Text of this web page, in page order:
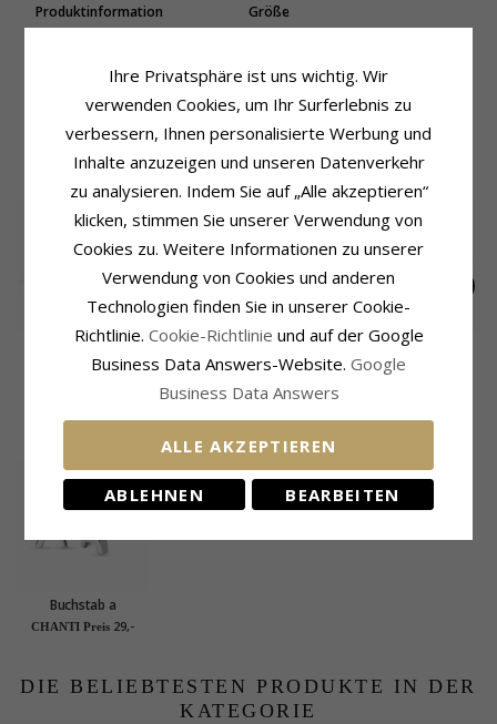
Produktinformation
Form:Buchstab A
Silber
Oberfläche: Polierter
Größe
Höhe:6,1 mm
Lieferzeit:4-5 Werktage
VERWANDTE PRODUKTE
Einhorn blauem
Bergkristall
CHANTI Preis 36,-
Süßigkeiten
mehrfarbigen
Little Ones
CHANTI Preis 47,-
Perle Ohrstecker in
Silber mit
CHANTI Preis
KÜRZLICH ANGESEHENE PRODUKTE
Buchstab a
Ohrstecker in Silber
CHANTI Preis 29,-
DIE BELIEBTESTEN PRODUKTE IN DER
KATEGORIE
Ihre Privatsphäre ist uns wichtig. Wir
verwenden Cookies, um Ihr Surferlebnis zu
verbessern, Ihnen personalisierte Werbung und
Inhalte anzuzeigen und unseren Datenverkehr
zu analysieren. Indem Sie auf „Alle akzeptieren“
klicken, stimmen Sie unserer Verwendung von
Cookies zu. Weitere Informationen zu unserer
Verwendung von Cookies und anderen
Technologien finden Sie in unserer Cookie-
Richtlinie. Cookie-Richtlinie und auf der Google
Business Data Answers-Website. Google
Business Data Answers
ALLE AKZEPTIEREN
ABLEHNEN BEARBEITEN